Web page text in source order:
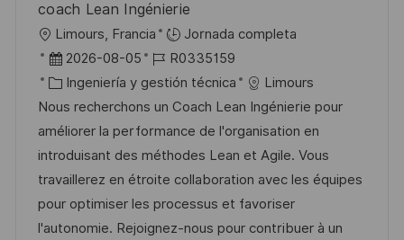
l
i
c
a
c
i
ó
n
coach Lean Ingénierie
U
b
c
a
c
i
ó
n
Limours, Francia
Jornada completa
F
e
c
h
a
d
e
p
2026-08-05
I
D
d
e
e
m
p
l
R0335159
C
a
t
e
g
o
r
Ingeniería y gestión técnica
Limours
Nous recherchons un Coach Lean Ingénierie pour
améliorer la performance de l'organisation en
introduisant des méthodes Lean et Agile. Vous
travaillerez en étroite collaboration avec les équipes
pour optimiser les processus et favoriser
l'autonomie. Rejoignez-nous pour contribuer à un